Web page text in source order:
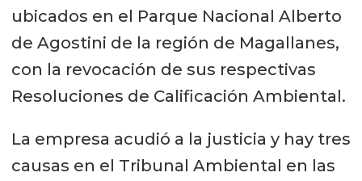
ubicados en el Parque Nacional Alberto
de Agostini de la región de Magallanes,
con la revocación de sus respectivas
Resoluciones de Calificación Ambiental.
La empresa acudió a la justicia y hay tres
causas en el Tribunal Ambiental en las